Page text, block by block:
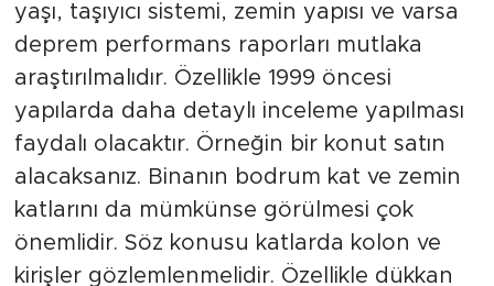
yaşı, taşıyıcı sistemi, zemin yapısı ve varsa
deprem performans raporları mutlaka
araştırılmalıdır. Özellikle 1999 öncesi
yapılarda daha detaylı inceleme yapılması
faydalı olacaktır. Örneğin bir konut satın
alacaksanız. Binanın bodrum kat ve zemin
katlarını da mümkünse görülmesi çok
önemlidir. Söz konusu katlarda kolon ve
kirişler gözlemlenmelidir. Özellikle dükkan